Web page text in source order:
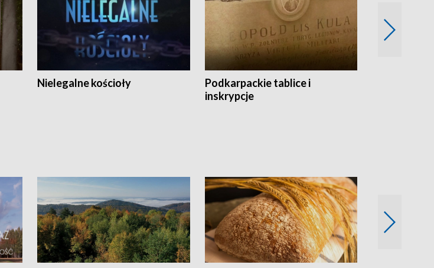
Nielegalne kościoły
Podkarpackie tablice i
inskrypcje